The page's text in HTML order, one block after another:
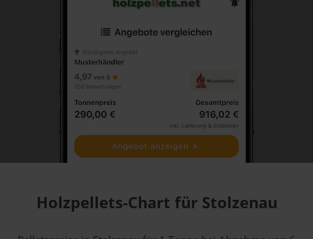
Holzpellets-Chart für Stolzenau